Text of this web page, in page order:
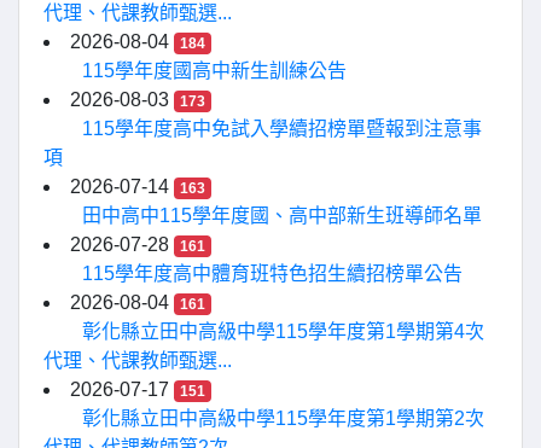
代理、代課教師甄選...
2026-08-04
184
115學年度國高中新生訓練公告
2026-08-03
173
115學年度高中免試入學續招榜單暨報到注意事
項
2026-07-14
163
田中高中115學年度國、高中部新生班導師名單
2026-07-28
161
115學年度高中體育班特色招生續招榜單公告
2026-08-04
161
彰化縣立田中高級中學115學年度第1學期第4次
代理、代課教師甄選...
2026-07-17
151
彰化縣立田中高級中學115學年度第1學期第2次